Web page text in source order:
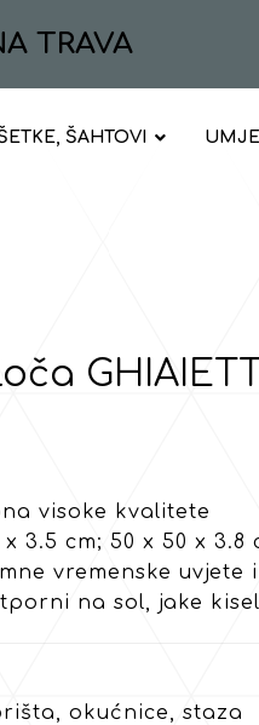
TRAVA
ŠAHTOVI
visoke kvalitete
3.5 cm; 50 x 50 x 3.8
vremenske uvjete
na sol, jake
okućnice, staza